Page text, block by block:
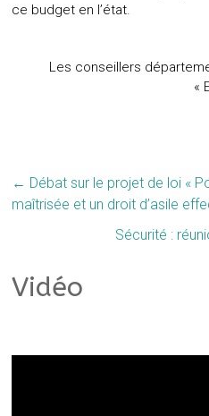
ce budget en l’état.
Les conseillers
«
← Débat sur le projet de loi «
maîtrisée et un droit d’asile
Sécurité :
Vidéo